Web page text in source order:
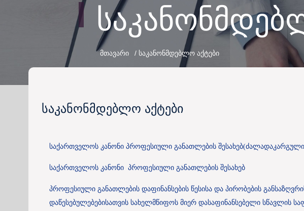
მთავარი / საკანონმდებლო აქტები
საკანონმდებლო აქტები
საქართველოს კანონი პროფესიული განათლების
საქართველოს კანონი პროფესიული განათლების შესახებ
პროფესიული განათლების დაფინანსების წესისა და პირობების
დაწესებულებებისათვის სახელმწიფოს მიერ დასაფინანსებელი სწავლის